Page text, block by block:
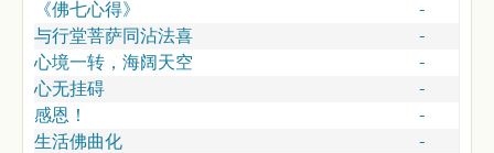
《佛七心得》
-
与行堂菩萨同沾法喜
-
心境一转，海阔天空
-
心无挂碍
-
感恩！
-
生活佛曲化
-